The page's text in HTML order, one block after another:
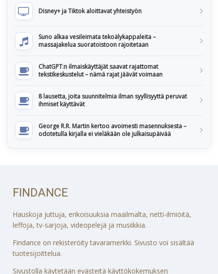
Disney+ ja Tiktok aloittavat yhteistyön
Suno alkaa vesileimata tekoälykappaleita –
massajakelua suoratoistoon rajoitetaan
ChatGPT:n ilmaiskäyttäjät saavat rajattomat
tekstikeskustelut – nämä rajat jäävät voimaan
8 lausetta, joita suunnitelmia ilman syyllisyyttä peruvat
ihmiset käyttävät
George R.R. Martin kertoo avoimesti masennuksesta –
odotetulla kirjalla ei vieläkään ole julkaisupäivää
FINDANCE
Hauskoja juttuja, erikoisuuksia maailmalta, netti-ilmiöitä,
leffoja, tv-sarjoja, videopelejä ja musiikkia.
Findance on rekisteröity tavaramerkki. Sivusto voi sisältää
tuotesijoittelua.
Sivustolla käytetään evästeitä käyttökokemuksen